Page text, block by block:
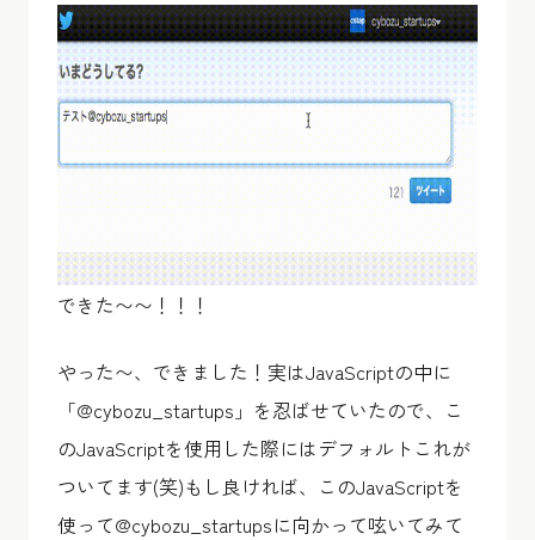
できた〜〜！！！
やった〜、できました！実はJavaScriptの中に
「@cybozu_startups」を忍ばせていたので、こ
のJavaScriptを使用した際にはデフォルトこれが
ついてます(笑)もし良ければ、このJavaScriptを
使って@cybozu_startupsに向かって呟いてみて